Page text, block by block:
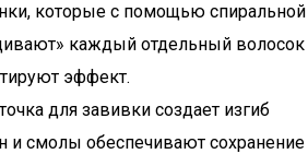
которые с помощью спиральной
каждый отдельный волосок
эффект.
для завивки создает изгиб
и смолы обеспечивают сохранение